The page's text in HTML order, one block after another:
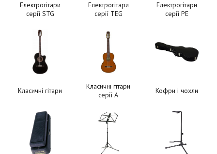
Електрогітари
серії STG
Електрогітари
серії TEG
Електрогітари
серії РЕ
Класичні гітари
Класичні гітари
серії A
Кофри і чохли